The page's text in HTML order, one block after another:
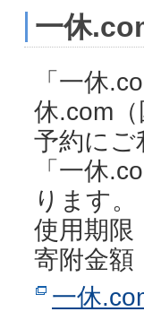
一休
「一休
休.com
予約にご
「一休
ります。
使用期限
寄附金額
一休